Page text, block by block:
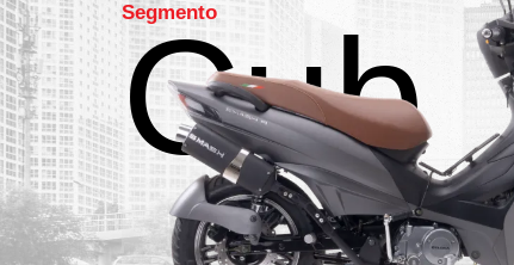
Segmento
Cub